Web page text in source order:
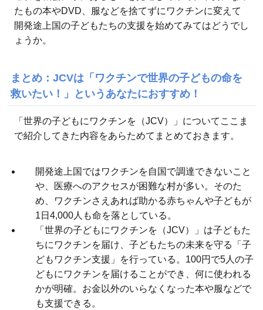
たもの本やDVD、服などを捨てずにワクチンに変えて
開発途上国の子どもたちの支援を始めてみてはどうでし
ょうか。
まとめ： JCVは「ワクチンで世界の子どもの命を
救いたい！」というあなたにおすすめ！
「世界の子どもにワクチンを（JCV）」についてここま
で紹介してきた内容をあらためてまとめておきます。
開発途上国ではワクチンを自国で調達できないこと
や、医療へのアクセスが困難な村が多い。そのた
め、ワクチンさえあれば助かる赤ちゃんや子どもが
1日4,000人も命を落としている。
「世界の子どもにワクチンを（JCV）」は子どもた
ちにワクチンを届け、子どもたちの未来を守る「子
どもワクチン支援」を行っている。100円で5人の子
どもにワクチンを届けることができ、何に使われる
かが明確。お金以外のいらなくなった本や服などで
も支援できる。